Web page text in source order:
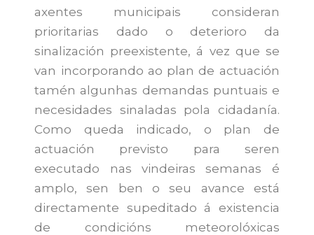
axentes municipais consideran
prioritarias dado o deterioro da
sinalización preexistente, á vez que se
van incorporando ao plan de actuación
tamén algunhas demandas puntuais e
necesidades sinaladas pola cidadanía.
Como queda indicado, o plan de
actuación previsto para seren
executado nas vindeiras semanas é
amplo, sen ben o seu avance está
directamente supeditado á existencia
de condicións meteorolóxicas